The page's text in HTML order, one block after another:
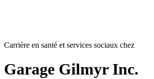
Carrière en santé et services sociaux chez
Garage Gilmyr Inc.